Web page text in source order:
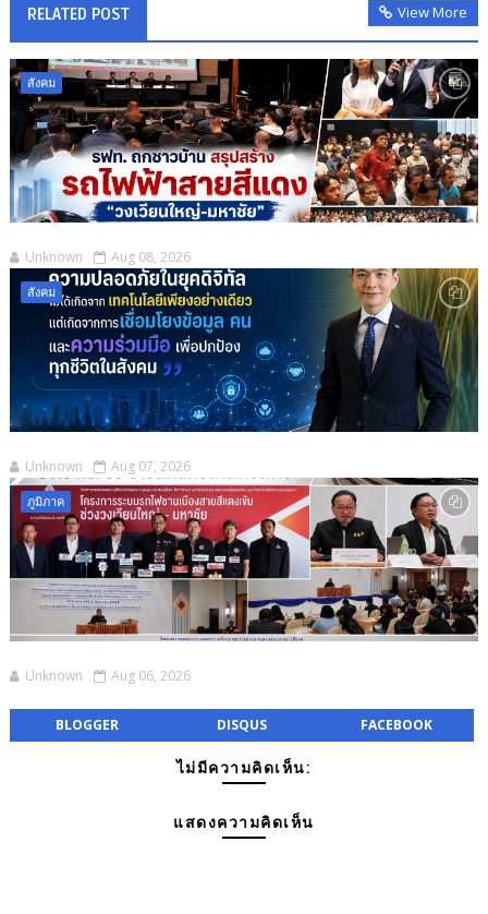
RELATED POST View More
สังคม
Unknown Aug 08, 2026
สังคม
Unknown Aug 07, 2026
ภูมิภาค
Unknown Aug 06, 2026
BLOGGER DISQUS FACEBOOK
ไม่มีความคิดเห็น:
แสดงความคิดเห็น